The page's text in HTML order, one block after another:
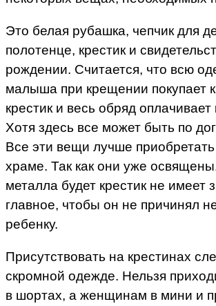
Это белая рубашка, чепчик для
полотенце, крестик и
рождении. Считается, что всю
малыша при крещении покупает
крестик и весь обряд оплачивает
Хотя здесь все может быть по
Все эти вещи лучше приобретать
храме. Так как они уже
металла будет крестик не имеет
главное, чтобы он не причинял
ребенку.
Присутствовать на крестинах
скромной одежде. Нельзя
в шортах, а женщинам в мини и